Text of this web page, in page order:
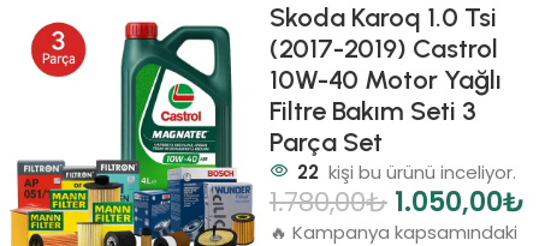
Skoda Karoq 1.0 Tsi
(2017-2019) Castrol
10W-40 Motor Yağlı
Filtre Bakım Seti 3
Parça Set
22 kişi bu ürünü inceliyor.
1.780,00₺ 1.050,00₺
🔥 Kampanya kapsamındaki